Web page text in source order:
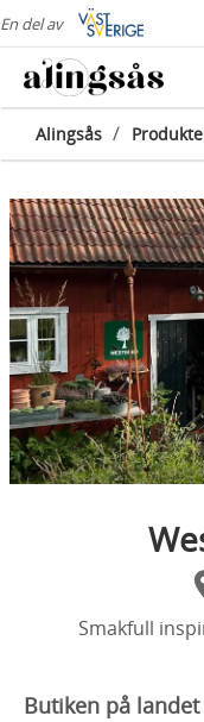
En del av
Alingsås /
Smakfull
Butiken på